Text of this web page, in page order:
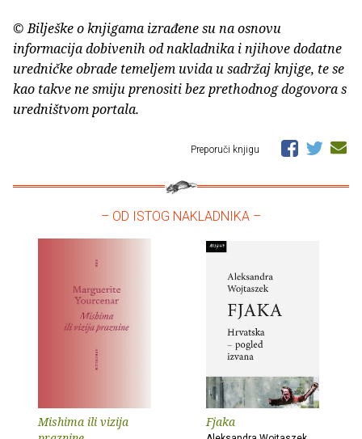
© Bilješke o knjigama izrađene su na osnovu
informacija dobivenih od nakladnika i njihove dodatne
uredničke obrade temeljem uvida u sadržaj knjige, te se
kao takve ne smiju prenositi bez prethodnog dogovora s
uredništvom portala.
Preporuči knjigu
– OD ISTOG NAKLADNIKA –
Mishima ili vizija
Fjaka